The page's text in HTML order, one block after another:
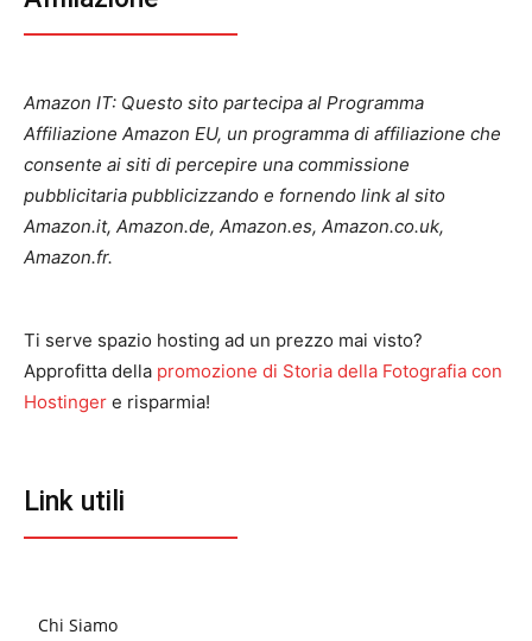
Amazon IT: Questo sito partecipa al Programma
Affiliazione Amazon EU, un programma di affiliazione che
consente ai siti di percepire una commissione
pubblicitaria pubblicizzando e fornendo link al sito
Amazon.it, Amazon.de, Amazon.es, Amazon.co.uk,
Amazon.fr.
Ti serve spazio hosting ad un prezzo mai visto?
Approfitta della promozione di Storia della Fotografia con
Hostinger e risparmia!
Link utili
Chi Siamo